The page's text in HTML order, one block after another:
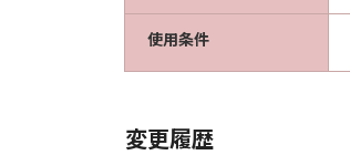
使用条件
変更履歴